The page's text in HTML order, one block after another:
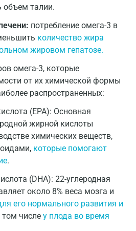
талии.
потребление омега-3 в
количество жира
жировом гепатозе.
омега-3, которые
от их химической формы
распространенных:
(EPA): Основная
жирной кислоты
химических веществ,
которые помогают
.
(DHA): 22-углеродная
около 8% веса мозга и
его нормального развития и
том числе у плода во время